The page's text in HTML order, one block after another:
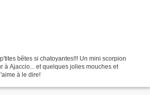
bêtes si chatoyantes!!! Un mini scorpion
à Ajaccio... et quelques jolies mouches et
à le dire!